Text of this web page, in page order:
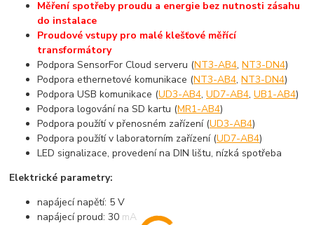
Měření spotřeby proudu a energie bez nutnosti zásahu
do instalace
Proudové vstupy pro malé klešťové měřící
transformátory
Podpora SensorFor Cloud serveru (NT3-AB4,NT3-DN4)
Podpora ethernetové komunikace (NT3-AB4,NT3-DN4)
Podpora USB komunikace (UD3-AB4,UD7-AB4,UB1-AB4)
Podpora logování na SD kartu (MR1-AB4)
Podpora použítí v přenosném zařízení (UD3-AB4)
Podpora použítí v laboratorním zařízení (UD7-AB4)
LED signalizace, provedení na DIN lištu, nízká spotřeba
Elektrické parametry:
napájecí napětí: 5 V
napájecí proud: 30 mA